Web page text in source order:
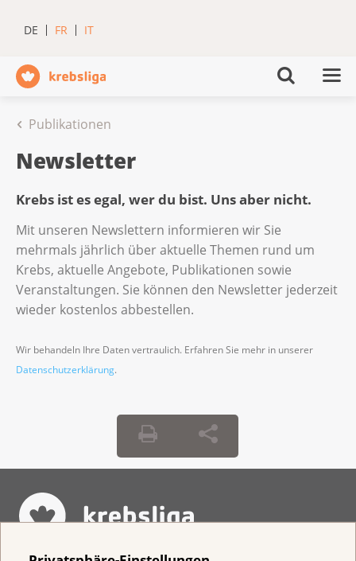
DE FR IT
Publikationen
Newsletter
Krebs ist es egal, wer du bist. Uns aber nicht.
Mit unseren Newslettern informieren wir Sie
mehrmals jährlich über aktuelle Themen rund um
Krebs, aktuelle Angebote, Publikationen sowie
Veranstaltungen. Sie können den Newsletter jederzeit
wieder kostenlos abbestellen.
Wir behandeln Ihre Daten vertraulich. Erfahren Sie mehr in unserer
Datenschutzerklärung.